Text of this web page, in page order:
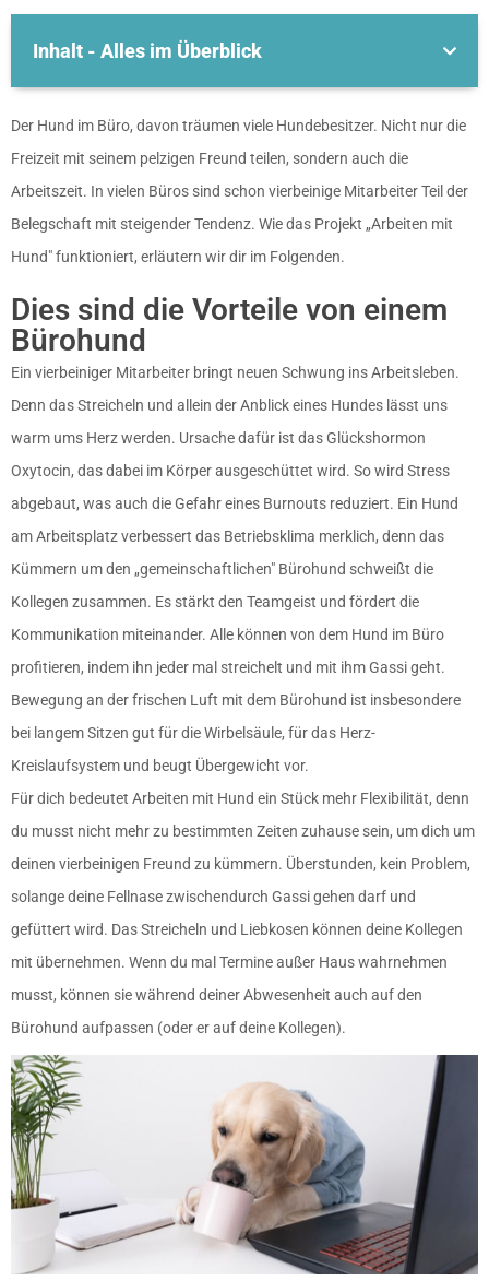
Inhalt - Alles im Überblick
Der Hund im Büro, davon träumen viele Hundebesitzer. Nicht nur die
Freizeit mit seinem pelzigen Freund teilen, sondern auch die
Arbeitszeit. In vielen Büros sind schon vierbeinige Mitarbeiter Teil der
Belegschaft mit steigender Tendenz. Wie das Projekt „Arbeiten mit
Hund″ funktioniert, erläutern wir dir im Folgenden.
Dies sind die Vorteile von einem
Bürohund
Ein vierbeiniger Mitarbeiter bringt neuen Schwung ins Arbeitsleben.
Denn das Streicheln und allein der Anblick eines Hundes lässt uns
warm ums Herz werden. Ursache dafür ist das Glückshormon
Oxytocin, das dabei im Körper ausgeschüttet wird. So wird Stress
abgebaut, was auch die Gefahr eines Burnouts reduziert. Ein Hund
am Arbeitsplatz verbessert das Betriebsklima merklich, denn das
Kümmern um den „gemeinschaftlichen″ Bürohund schweißt die
Kollegen zusammen. Es stärkt den Teamgeist und fördert die
Kommunikation miteinander. Alle können von dem Hund im Büro
profitieren, indem ihn jeder mal streichelt und mit ihm Gassi geht.
Bewegung an der frischen Luft mit dem Bürohund ist insbesondere
bei langem Sitzen gut für die Wirbelsäule, für das Herz-
Kreislaufsystem und beugt Übergewicht vor.
Für dich bedeutet Arbeiten mit Hund ein Stück mehr Flexibilität, denn
du musst nicht mehr zu bestimmten Zeiten zuhause sein, um dich um
deinen vierbeinigen Freund zu kümmern. Überstunden, kein Problem,
solange deine Fellnase zwischendurch Gassi gehen darf und
gefüttert wird. Das Streicheln und Liebkosen können deine Kollegen
mit übernehmen. Wenn du mal Termine außer Haus wahrnehmen
musst, können sie während deiner Abwesenheit auch auf den
Bürohund aufpassen (oder er auf deine Kollegen).